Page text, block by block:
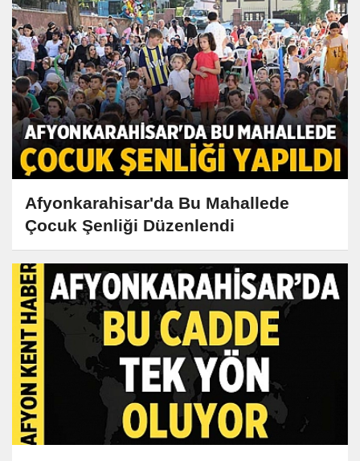
Afyonkarahisar'da Bu Mahallede
Çocuk Şenliği Düzenlendi